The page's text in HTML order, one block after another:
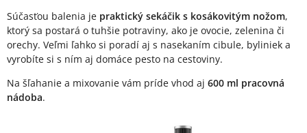
Súčasťou balenia je praktický sekáčik s kosákovitým nožom,
ktorý sa postará o tuhšie potraviny, ako je ovocie, zelenina či
orechy. Veľmi ľahko si poradí aj s nasekaním cibule, byliniek a
vyrobíte si s ním aj domáce pesto na cestoviny.
Na šľahanie a mixovanie vám príde vhod aj 600 ml pracovná
nádoba.